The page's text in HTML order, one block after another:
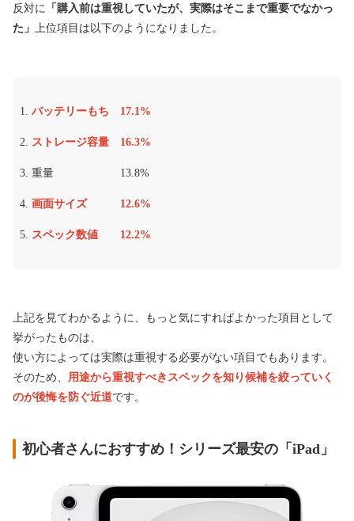
反対に 「購入前は重視していたが、実際はそこまで重要でなかっ
た」 上位項目は以下のようになりました。
バッテリーもち 17.1%
ストレージ容量 16.3%
重量 13.8%
画面サイズ 12.6%
スペック数値 12.2%
上記を見てわかるように、もっと気にすればよかった項目として
挙がったものは、
使い方によっては実際は重視する必要がない項目でもあります。
そのため、 用途から重視すべきスペックを知り候補を絞っていく
のが後悔を防ぐ近道です。
初心者さんにおすすめ！シリーズ最安の「iPad」